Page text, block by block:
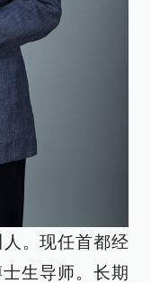
。现任首都经
生导师。长期